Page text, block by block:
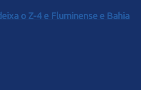
o Z-4 e Fluminense e Bahia